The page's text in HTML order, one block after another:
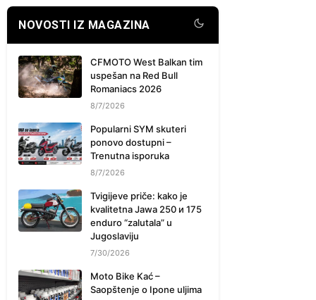
NOVOSTI IZ MAGAZINA
CFMOTO West Balkan tim
uspešan na Red Bull
Romaniacs 2026
8/7/2026
Popularni SYM skuteri
ponovo dostupni –
Trenutna isporuka
8/7/2026
Tvigijeve priče: kako je
kvalitetna Jawa 250 и 175
enduro “zalutala” u
Jugoslaviju
7/30/2026
Moto Bike Kać –
Saopštenje o Ipone uljima